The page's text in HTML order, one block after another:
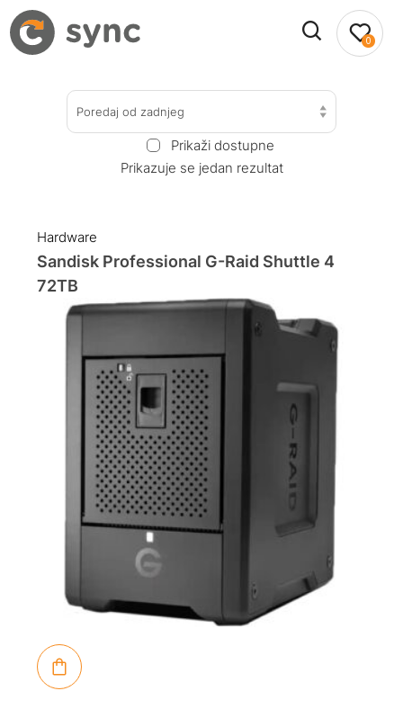
0
Poredaj od zadnjeg
Prikaži dostupne
Prikazuje se jedan rezultat
Hardware
Sandisk Professional G-Raid Shuttle 4
72TB